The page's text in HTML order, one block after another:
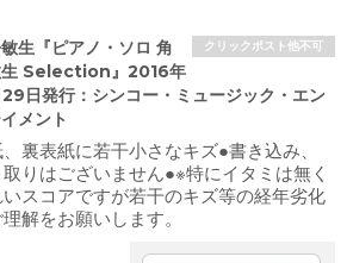
クリックポスト他不可
生『ピアノ・ソロ 角
生 Selection』2016年
29日発行：シンコー・ミュージック・エン
メント
裏表紙に若干小さなキズ●書き込み、
りはございません●※特にイタミは無く
いスコアですが若干のキズ等の経年劣化
解をお願いします。